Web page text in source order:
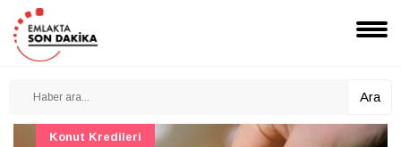
Ara
Konut Projeleri